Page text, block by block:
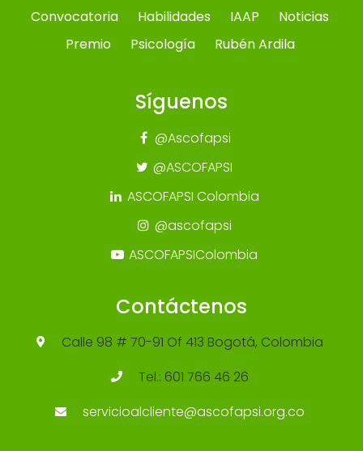
Convocatoria
Habilidades IAAP
Noticias
Premio
Psicología Rubén Ardila
Síguenos
@Ascofapsi
@ASCOFAPSI
ASCOFAPSI Colombia
@ascofapsi
ASCOFAPSIColombia
Contáctenos
Calle 98 # 70-91 Of 413 Bogotá, Colombia
Tel.: 601 766 46 26
servicioalcliente@ascofapsi.org.co